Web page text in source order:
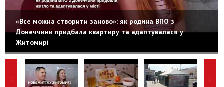
«Все можна створити заново»: як родина ВПО з
Донеччини придбала квартиру та адаптувалася у
Житомирі